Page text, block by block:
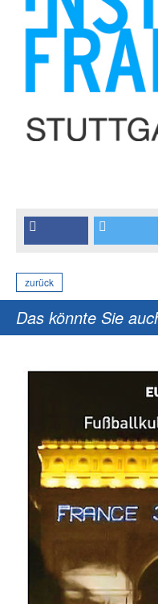
zurück
Das könnte Sie